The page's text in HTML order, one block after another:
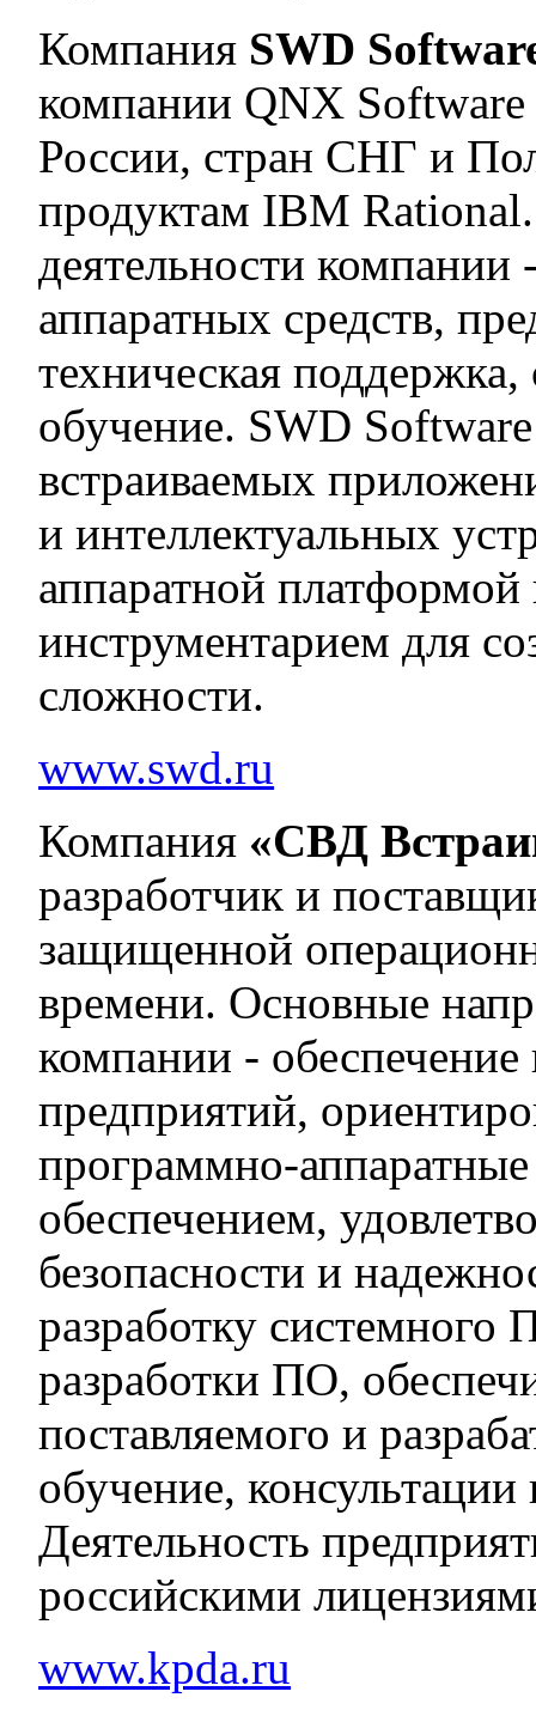
Компания SWD
компании QNX Software
России, стран СНГ и
продуктам IBM
деятельности
аппаратных средств,
техническая
обучение. SWD Software
встраиваемых
и интеллектуальных
аппаратной
инструментарием для
сложности.
www.swd.ru
Компания «СВД
разработчик и
защищенной
времени. Основные
компании -
предприятий,
программно-
обеспечением,
безопасности и
разработку системного
разработки ПО,
поставляемого и
обучение,
Деятельность
российскими
www.kpda.ru